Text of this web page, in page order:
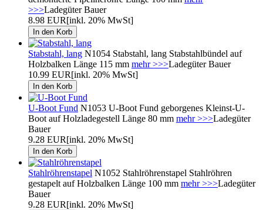
>>>Ladegüter Bauer
8.98 EUR[inkl. 20% MwSt]
Stabstahl, lang N1054 Stabstahl, lang Stabstahlbündel auf
Holzbalken Länge 115 mm mehr >>>Ladegüter Bauer
10.99 EUR[inkl. 20% MwSt]
U-Boot Fund N1053 U-Boot Fund geborgenes Kleinst-U-
Boot auf Holzladegestell Länge 80 mm mehr >>>Ladegüter
Bauer
9.28 EUR[inkl. 20% MwSt]
Stahlröhrenstapel N1052 Stahlröhrenstapel Stahlröhren
gestapelt auf Holzbalken Länge 100 mm mehr >>>Ladegüter
Bauer
9.28 EUR[inkl. 20% MwSt]